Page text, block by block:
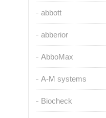
abbott
abberior
AbboMax
A-M systems
Biocheck